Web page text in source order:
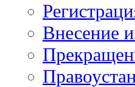
Внесение